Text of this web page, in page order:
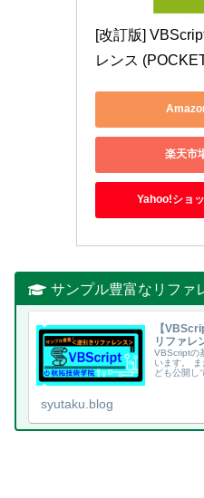
[改訂版]
レンス
楽天市
Yahoo!ショ
サンプル豊富なリファ
【
リファレ
VBScriptの
います。
ども公開し
syutaku.blog